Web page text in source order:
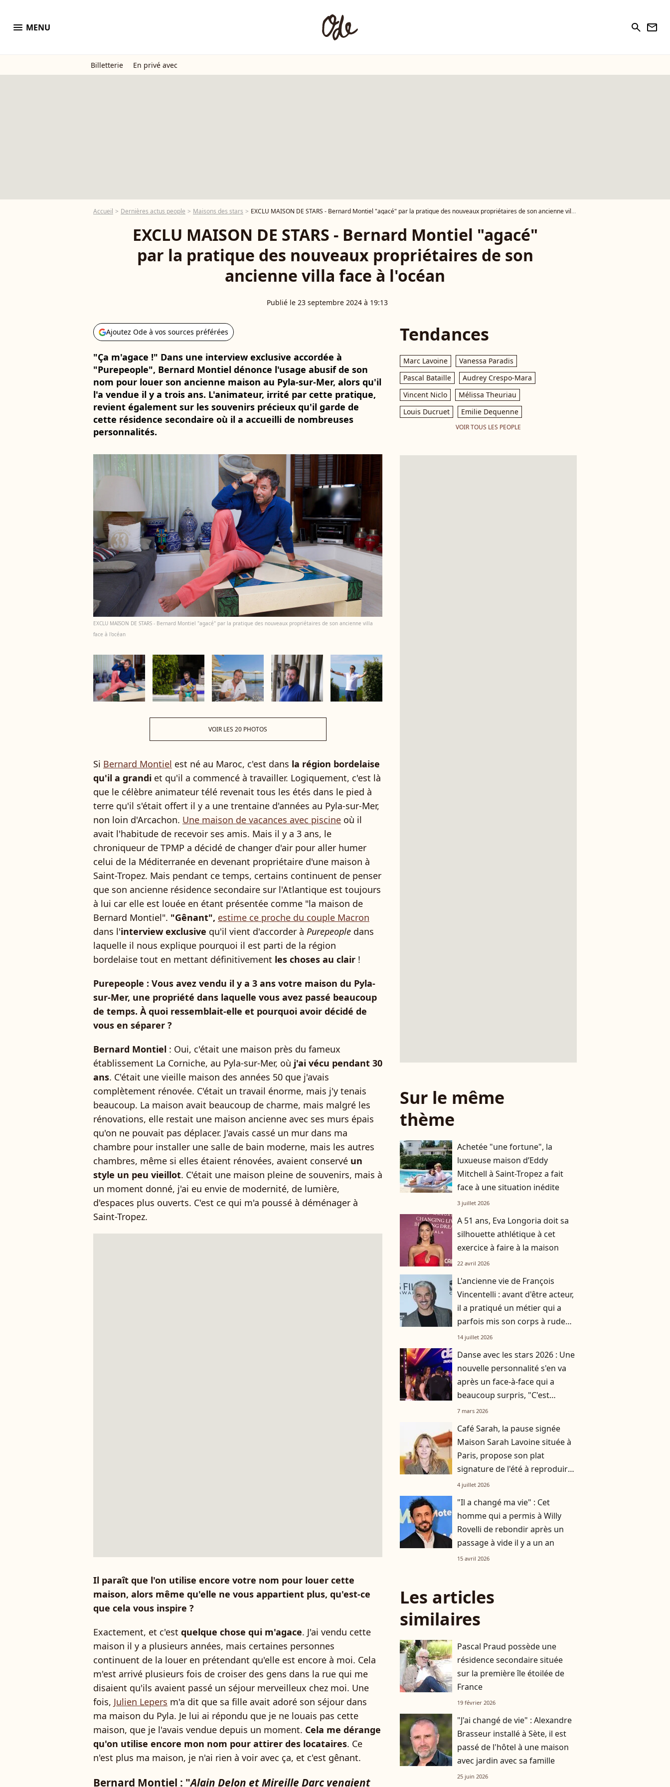
menu MENU search newsletter
Billetterie En privé avec
Accueil Dernières actus people Maisons des stars EXCLU MAISON DE STARS - Bernard Montiel "agacé" par la pratique des nouveaux propriétaires de son ancienne villa face à l'océan
EXCLU MAISON DE STARS - Bernard Montiel "agacé"
par la pratique des nouveaux propriétaires de son
ancienne villa face à l'océan
Publié le 23 septembre 2024 à 19:13
Ajoutez Ode à vos sources préférées
"Ça m'agace !" Dans une interview exclusive accordée à
"Purepeople", Bernard Montiel dénonce l'usage abusif de son
nom pour louer son ancienne maison au Pyla-sur-Mer, alors qu'il
l'a vendue il y a trois ans. L'animateur, irrité par cette pratique,
revient également sur les souvenirs précieux qu'il garde de
cette résidence secondaire où il a accueilli de nombreuses
personnalités.
EXCLU MAISON DE STARS - Bernard Montiel "agacé" par la pratique des nouveaux propriétaires de son ancienne villa
face à l'océan
VOIR LES 20 PHOTOS
Si Bernard Montiel est né au Maroc, c'est dans la région bordelaise
qu'il a grandi et qu'il a commencé à travailler. Logiquement, c'est là
que le célèbre animateur télé revenait tous les étés dans le pied à
terre qu'il s'était offert il y a une trentaine d'années au Pyla-sur-Mer,
non loin d'Arcachon. Une maison de vacances avec piscine où il
avait l'habitude de recevoir ses amis. Mais il y a 3 ans, le
chroniqueur de TPMP a décidé de changer d'air pour aller humer
celui de la Méditerranée en devenant propriétaire d'une maison à
Saint-Tropez. Mais pendant ce temps, certains continuent de penser
que son ancienne résidence secondaire sur l'Atlantique est toujours
à lui car elle est louée en étant présentée comme "la maison de
Bernard Montiel". "Gênant", estime ce proche du couple Macron
dans l'interview exclusive qu'il vient d'accorder à Purepeople dans
laquelle il nous explique pourquoi il est parti de la région
bordelaise tout en mettant définitivement les choses au clair !
Purepeople : Vous avez vendu il y a 3 ans votre maison du Pyla-
sur-Mer, une propriété dans laquelle vous avez passé beaucoup
de temps. À quoi ressemblait-elle et pourquoi avoir décidé de
vous en séparer ?
Bernard Montiel : Oui, c'était une maison près du fameux
établissement La Corniche, au Pyla-sur-Mer, où j'ai vécu pendant 30
ans. C'était une vieille maison des années 50 que j'avais
complètement rénovée. C'était un travail énorme, mais j'y tenais
beaucoup. La maison avait beaucoup de charme, mais malgré les
rénovations, elle restait une maison ancienne avec ses murs épais
qu'on ne pouvait pas déplacer. J'avais cassé un mur dans ma
chambre pour installer une salle de bain moderne, mais les autres
chambres, même si elles étaient rénovées, avaient conservé un
style un peu vieillot. C'était une maison pleine de souvenirs, mais à
un moment donné, j'ai eu envie de modernité, de lumière,
d'espaces plus ouverts. C'est ce qui m'a poussé à déménager à
Saint-Tropez.
Il paraît que l'on utilise encore votre nom pour louer cette
maison, alors même qu'elle ne vous appartient plus, qu'est-ce
que cela vous inspire ?
Exactement, et c'est quelque chose qui m'agace. J'ai vendu cette
maison il y a plusieurs années, mais certaines personnes
continuent de la louer en prétendant qu'elle est encore à moi. Cela
m'est arrivé plusieurs fois de croiser des gens dans la rue qui me
disaient qu'ils avaient passé un séjour merveilleux chez moi. Une
fois, Julien Lepers m'a dit que sa fille avait adoré son séjour dans
ma maison du Pyla. Je lui ai répondu que je ne louais pas cette
maison, que je l'avais vendue depuis un moment. Cela me dérange
qu'on utilise encore mon nom pour attirer des locataires. Ce
n'est plus ma maison, je n'ai rien à voir avec ça, et c'est gênant.
Bernard Montiel : "Alain Delon et Mireille Darc venaient
Tendances
Marc Lavoine
Vanessa Paradis
Pascal Bataille
Audrey Crespo-Mara
Vincent Niclo
Mélissa Theuriau
Louis Ducruet
Emilie Dequenne
VOIR TOUS LES PEOPLE
Sur le même
thème
Achetée "une fortune", la
luxueuse maison d’Eddy
Mitchell à Saint-Tropez a fait
face à une situation inédite
3 juillet 2026
A 51 ans, Eva Longoria doit sa
silhouette athlétique à cet
exercice à faire à la maison
22 avril 2026
L'ancienne vie de François
Vincentelli : avant d'être acteur,
il a pratiqué un métier qui a
parfois mis son corps à rude
épreuve, la preuve en images
14 juillet 2026
Danse avec les stars 2026 : Une
nouvelle personnalité s'en va
après un face-à-face qui a
beaucoup surpris, "C'est
incompréhensible"
7 mars 2026
Café Sarah, la pause signée
Maison Sarah Lavoine située à
Paris, propose son plat
signature de l'été à reproduire
à la maison
4 juillet 2026
"Il a changé ma vie" : Cet
homme qui a permis à Willy
Rovelli de rebondir après un
passage à vide il y a un an
15 avril 2026
Les articles
similaires
Pascal Praud possède une
résidence secondaire située
sur la première île étoilée de
France
19 février 2026
"J'ai changé de vie" : Alexandre
Brasseur installé à Sète, il est
passé de l'hôtel à une maison
avec jardin avec sa famille
25 juin 2026